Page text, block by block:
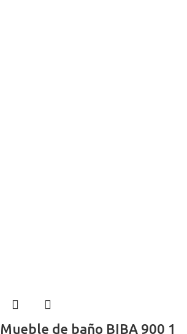
Mueble de baño BIBA 900 1